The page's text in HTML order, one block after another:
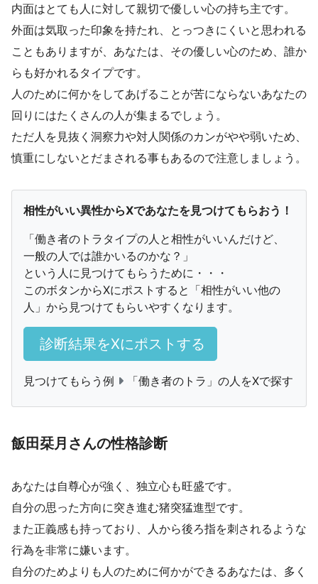
内面はとても人に対して親切で優しい心の持ち主です。
外面は気取った印象を持たれ、とっつきにくいと思われる
こともありますが、あなたは、その優しい心のため、誰か
らも好かれるタイプです。
人のために何かをしてあげることが苦にならないあなたの
回りにはたくさんの人が集まるでしょう。
ただ人を見抜く洞察力や対人関係のカンがやや弱いため、
慎重にしないとだまされる事もあるので注意しましょう。
相性がいい異性からXであなたを見つけてもらおう！
「働き者のトラタイプの人と相性がいいんだけど、
一般の人では誰かいるのかな？」
という人に見つけてもらうために・・・
このボタンからXにポストすると「相性がいい他の
人」から見つけてもらいやすくなります。
診断結果をXにポストする
見つけてもらう例 「働き者のトラ」の人をXで探す
飯田栞月さんの性格診断
あなたは自尊心が強く、独立心も旺盛です。
自分の思った方向に突き進む猪突猛進型です。
また正義感も持っており、人から後ろ指を刺されるような
行為を非常に嫌います。
自分のためよりも人のために何かができるあなたは、多く